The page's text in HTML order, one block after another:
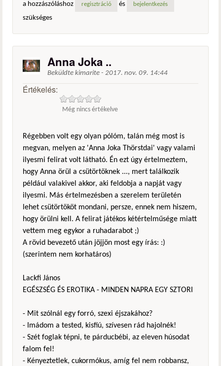
a hozzászóláshoz
regisztráció és bejelentkezés
szükséges
Anna Joka ..
Beküldte kimarite - 2017. nov. 09. 14:44
Értékelés:
Még nincs értékelve
Régebben volt egy olyan pólóm, talán még most is
megvan, melyen az 'Anna Joka Thörstdai' vagy valami
ilyesmi felirat volt látható. Én ezt úgy értelmeztem,
hogy Anna örül a csütörtöknek ..., mert találkozik
például valakivel akkor, aki feldobja a napját vagy
ilyesmi. Más értelmezésben a szerelem területén
lehet csütörtököt mondani, persze, ennek nem hiszem,
hogy örülni kell. A felirat játékos kétértelműsége miatt
vettem meg egykor a ruhadarabot ;)
A rövid bevezető után jöjjön most egy írás: :)
(szerintem nem korhatáros)
Lackfi János
EGÉSZSÉG ÉS EROTIKA - MINDEN NAPRA EGY SZTORI
- Mit szólnál egy forró, szexi éjszakához?
- Imádom a tested, kisfiú, szívesen rád hajolnék!
- Szét foglak tépni, te párducbébi, az eleven húsodat
falom fel!
- Kényeztetlek, cukormókus, amíg fel nem robbansz,